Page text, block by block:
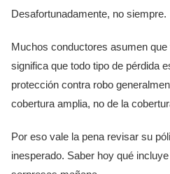
Desafortunadamente, no siempre.
Muchos conductores asumen
significa que todo tipo de pérdida
protección contra robo
cobertura amplia, no de la
Por eso vale la pena revisar su
inesperado. Saber hoy qué